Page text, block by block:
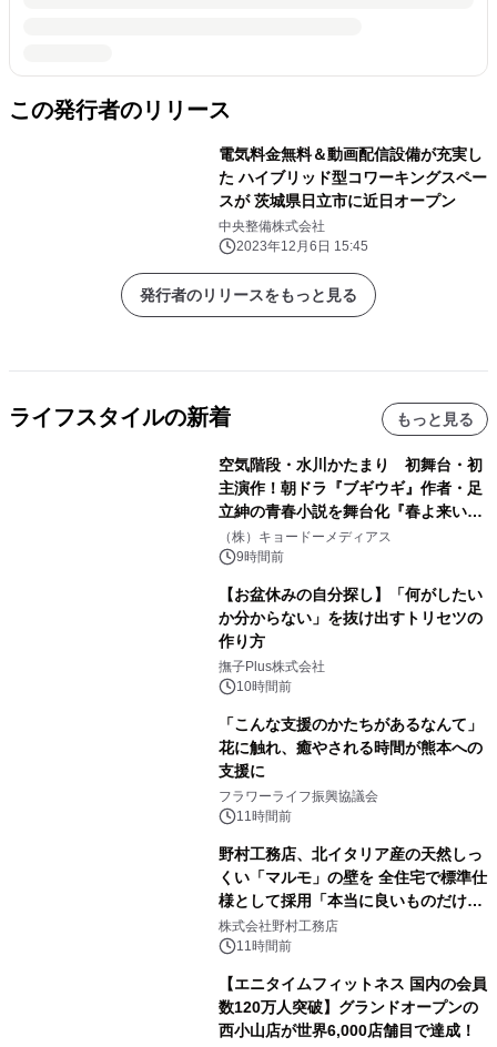
この発行者のリリース
電気料金無料＆動画配信設備が充実し
た ハイブリッド型コワーキングスペー
スが 茨城県日立市に近日オープン
中央整備株式会社
2023年12月6日 15:45
発行者のリリースをもっと見る
ライフスタイルの新着 もっと見る
空気階段・水川かたまり 初舞台・初
主演作！朝ドラ『ブギウギ』作者・足
立紳の青春小説を舞台化『春よ来い、
マジで来い』キービジュアル解禁！
（株）キョードーメディアス
9時間前
【お盆休みの自分探し】「何がしたい
か分からない」を抜け出すトリセツの
作り方
撫子Plus株式会社
10時間前
「こんな支援のかたちがあるなんて」
花に触れ、癒やされる時間が熊本への
支援に
フラワーライフ振興協議会
11時間前
野村工務店、北イタリア産の天然しっ
くい「マルモ」の壁を 全住宅で標準仕
様として採用「本当に良いものだけに
こだわる」
株式会社野村工務店
11時間前
【エニタイムフィットネス 国内の会員
数120万人突破】グランドオープンの
西小山店が世界6,000店舗目で達成！